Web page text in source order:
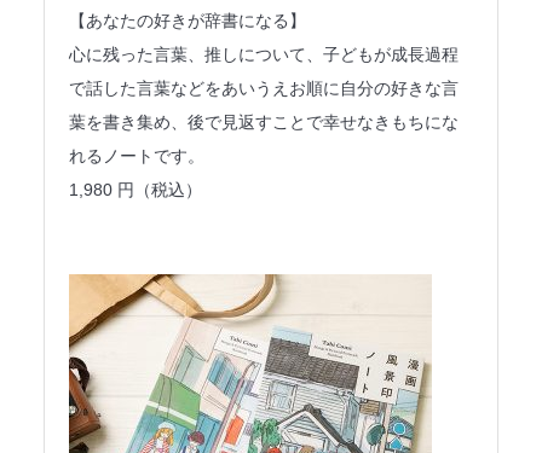
【あなたの好きが辞書になる】
心に残った言葉、推しについて、子どもが成長過程
で話した言葉などをあいうえお順に自分の好きな言
葉を書き集め、後で見返すことで幸せなきもちにな
れるノートです。
1,980 円（税込）